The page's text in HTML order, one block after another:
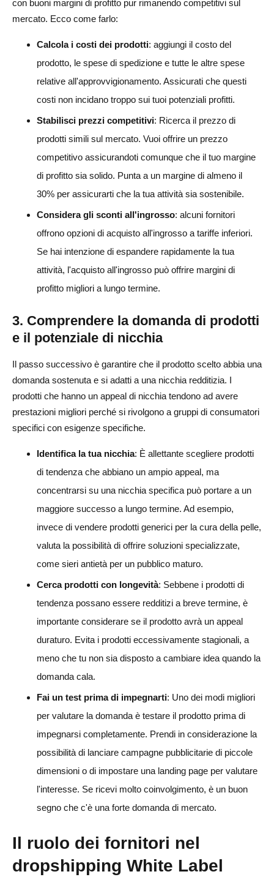
con buoni margini di profitto pur rimanendo competitivi sul
mercato. Ecco come farlo:
Calcola i costi dei prodotti: aggiungi il costo del
prodotto, le spese di spedizione e tutte le altre spese
relative all'approvvigionamento. Assicurati che questi
costi non incidano troppo sui tuoi potenziali profitti.
Stabilisci prezzi competitivi: Ricerca il prezzo di
prodotti simili sul mercato. Vuoi offrire un prezzo
competitivo assicurandoti comunque che il tuo margine
di profitto sia solido. Punta a un margine di almeno il
30% per assicurarti che la tua attività sia sostenibile.
Considera gli sconti all'ingrosso: alcuni fornitori
offrono opzioni di acquisto all'ingrosso a tariffe inferiori.
Se hai intenzione di espandere rapidamente la tua
attività, l'acquisto all'ingrosso può offrire margini di
profitto migliori a lungo termine.
3. Comprendere la domanda di prodotti
e il potenziale di nicchia
Il passo successivo è garantire che il prodotto scelto abbia una
domanda sostenuta e si adatti a una nicchia redditizia. I
prodotti che hanno un appeal di nicchia tendono ad avere
prestazioni migliori perché si rivolgono a gruppi di consumatori
specifici con esigenze specifiche.
Identifica la tua nicchia: È allettante scegliere prodotti
di tendenza che abbiano un ampio appeal, ma
concentrarsi su una nicchia specifica può portare a un
maggiore successo a lungo termine. Ad esempio,
invece di vendere prodotti generici per la cura della pelle,
valuta la possibilità di offrire soluzioni specializzate,
come sieri antietà per un pubblico maturo.
Cerca prodotti con longevità: Sebbene i prodotti di
tendenza possano essere redditizi a breve termine, è
importante considerare se il prodotto avrà un appeal
duraturo. Evita i prodotti eccessivamente stagionali, a
meno che tu non sia disposto a cambiare idea quando la
domanda cala.
Fai un test prima di impegnarti: Uno dei modi migliori
per valutare la domanda è testare il prodotto prima di
impegnarsi completamente. Prendi in considerazione la
possibilità di lanciare campagne pubblicitarie di piccole
dimensioni o di impostare una landing page per valutare
l'interesse. Se ricevi molto coinvolgimento, è un buon
segno che c'è una forte domanda di mercato.
Il ruolo dei fornitori nel
dropshipping White Label